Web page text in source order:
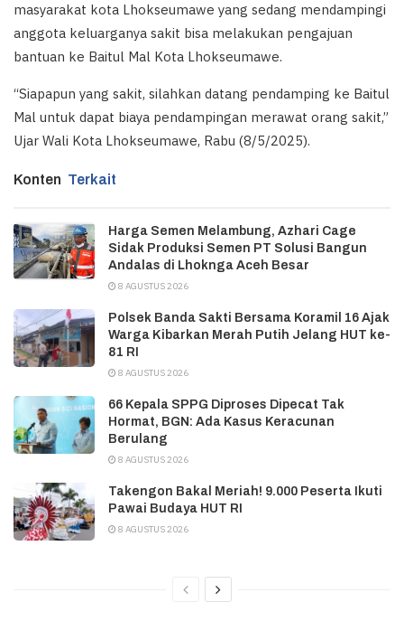
masyarakat kota Lhokseumawe yang sedang mendampingi
anggota keluarganya sakit bisa melakukan pengajuan
bantuan ke Baitul Mal Kota Lhokseumawe.
“Siapapun yang sakit, silahkan datang pendamping ke Baitul
Mal untuk dapat biaya pendampingan merawat orang sakit,”
Ujar Wali Kota Lhokseumawe, Rabu (8/5/2025).
Konten Terkait
Harga Semen Melambung, Azhari Cage
Sidak Produksi Semen PT Solusi Bangun
Andalas di Lhoknga Aceh Besar
8 AGUSTUS 2026
Polsek Banda Sakti Bersama Koramil 16 Ajak
Warga Kibarkan Merah Putih Jelang HUT ke-
81 RI
8 AGUSTUS 2026
66 Kepala SPPG Diproses Dipecat Tak
Hormat, BGN: Ada Kasus Keracunan
Berulang
8 AGUSTUS 2026
Takengon Bakal Meriah! 9.000 Peserta Ikuti
Pawai Budaya HUT RI
8 AGUSTUS 2026